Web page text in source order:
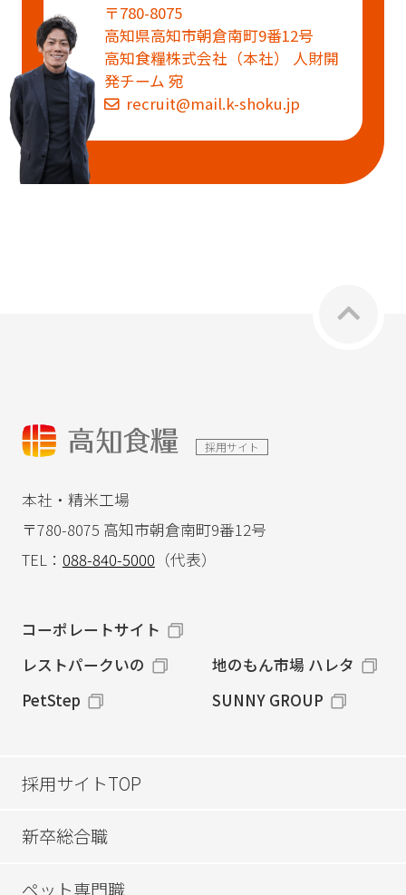
〒780-8075
高知県高知市朝倉南町9番12号
高知食糧株式会社（本社） 人財開
発チーム 宛
recruit@mail.k-shoku.jp
採用サイト
本社・精米工場
〒780-8075 高知市朝倉南町9番12号
TEL： 088-840-5000 （代表）
コーポレートサイト
地のもん市場 ハレタ
レストパークいの
SUNNY GROUP
PetStep
採用サイトTOP
新卒総合職
ペット専門職